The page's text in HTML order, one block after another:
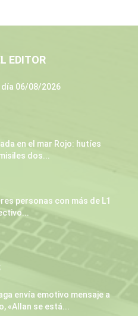
EDITOR
06/08/2026
en el mar Rojo: hutíes
dos...
personas con más de L1
envía emotivo mensaje a
«Allan se está...